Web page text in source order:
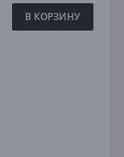
В КОРЗИНУ